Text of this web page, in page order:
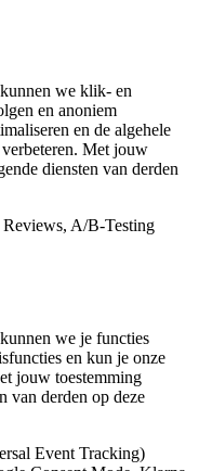
we klik- en
en anoniem
en de algehele
Met jouw
diensten van derden
A/B-Testing
we je functies
en kun je onze
jouw toestemming
van derden op deze
Event Tracking)